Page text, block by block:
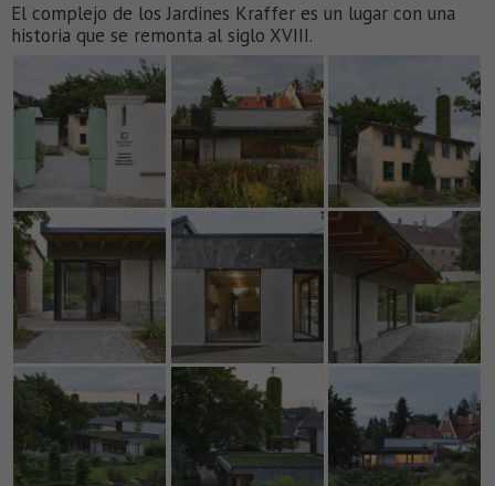
El complejo de los Jardines Kraffer es un lugar con una
historia que se remonta al siglo XVIII.